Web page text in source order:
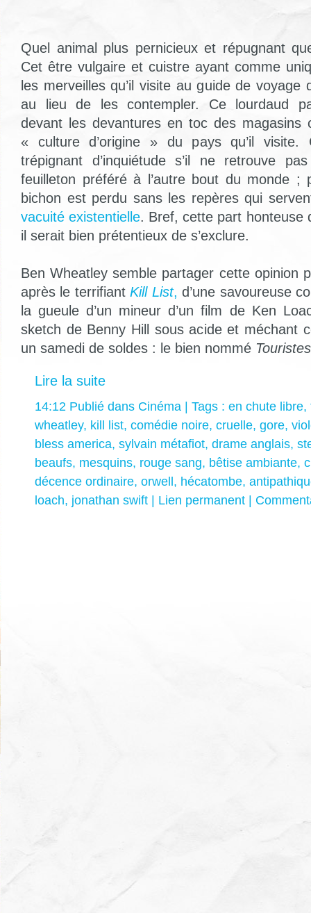
Quel animal plus pernicieux et répugnant
Cet être vulgaire et cuistre ayant comme
les merveilles qu’il visite au guide de voyage
au lieu de les contempler. Ce lourdaud
devant les devantures en toc des magasins
« culture d’origine » du pays qu’il visite.
trépignant d’inquiétude s’il ne retrouve
feuilleton préféré à l’autre bout du monde ;
bichon est perdu sans les repères qui
vacuité existentielle. Bref, cette part honteuse
il serait bien prétentieux de s’exclure.
Ben Wheatley semble partager cette opinion
après le terrifiantKill List, d’une savoureuse
la gueule d’un mineur d’un film de Ken
sketch de Benny Hill sous acide et méchant
un samedi de soldes : le bien nommé Touristes
Lire la suite
14:12 Publié dans Cinéma | Tags : en chute libre,
wheatley, kill list, comédie noire, cruelle, gore,
bless america, sylvain métafiot, drame anglais,
beaufs, mesquins, rouge sang, bêtise ambiante,
décence ordinaire, orwell, hécatombe,
loach, jonathan swift | Lien permanent |